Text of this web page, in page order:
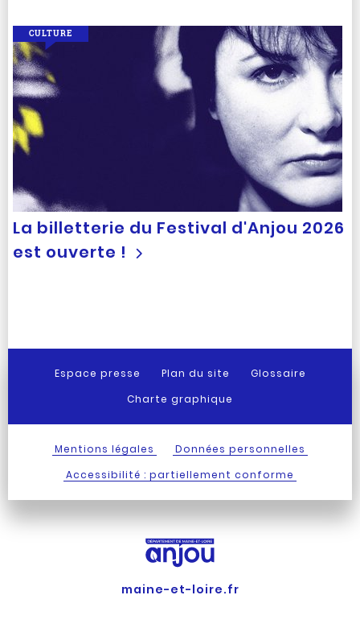
La billetterie du Festival d'Anjou 2026
est ouverte !
CULTURE
Espace presse Plan du site
Glossaire
Charte graphique
Mentions légales
Données personnelles
Accessibilité : partiellement conforme
maine-et-loire.fr